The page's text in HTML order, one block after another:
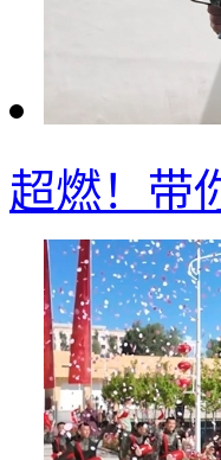
超燃！带